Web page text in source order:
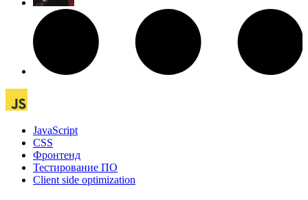
JavaScript
CSS
Фронтенд
Тестирование ПО
Client side optimization